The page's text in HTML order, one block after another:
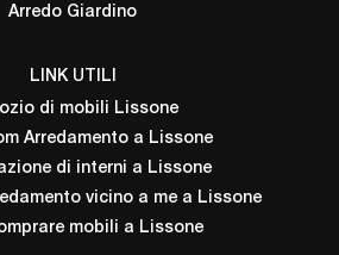
Arredo Giardino
LINK UTILI
di mobili Lissone
Arredamento a Lissone
di interni a Lissone
vicino a me a Lissone
mobili a Lissone